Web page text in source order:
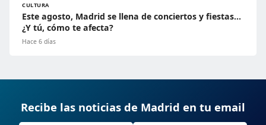
CULTURA
Este agosto, Madrid se llena de conciertos y fiestas…
¿Y tú, cómo te afecta?
Hace 6 días
Recibe las noticias de Madrid en tu email